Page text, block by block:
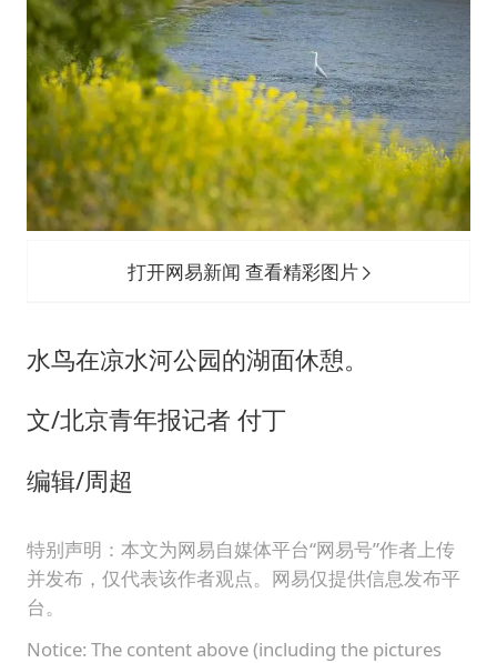
打开网易新闻 查看精彩图片
水鸟在凉水河公园的湖面休憩。
文/北京青年报记者 付丁
编辑/周超
特别声明：本文为网易自媒体平台“网易号”作者上传
并发布，仅代表该作者观点。网易仅提供信息发布平
台。
Notice: The content above (including the pictures